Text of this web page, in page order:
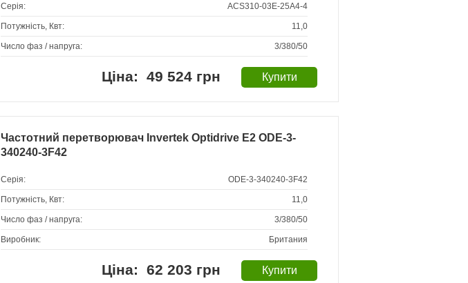
Серія: ACS310-03E-25A4-4
Потужність, Квт: 11,0
Число фаз / напруга: 3/380/50
49 524 грн
Частотний перетворювач Invertek Optidrive E2 ODE-3-
340240-3F42
Серія: ODE-3-340240-3F42
Потужність, Квт: 11,0
Число фаз / напруга: 3/380/50
Виробник: Британия
62 203 грн